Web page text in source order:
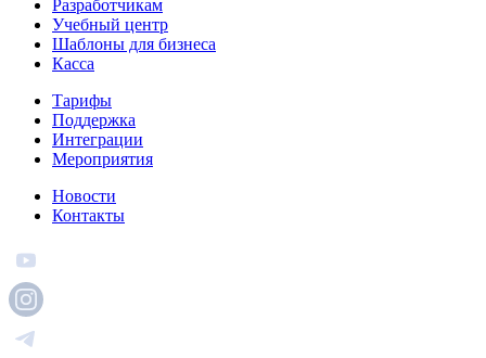
Разработчикам
Учебный центр
Шаблоны для бизнеса
Касса
Тарифы
Поддержка
Интеграции
Мероприятия
Новости
Контакты